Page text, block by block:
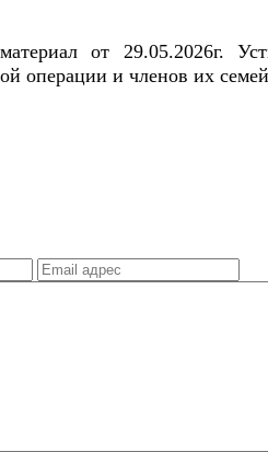
от 29.05.2026г.
операции и членов их